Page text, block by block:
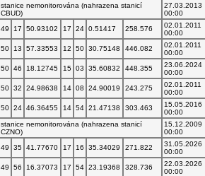
stanice nemonitorována (nahrazena stanicí
CBUD)
27.03.2013
00:00
49 17 50.93102 17 24 0.51417 258.576
02.01.2011
00:00
50 13 57.33553 12 50 30.75148 446.082
02.01.2011
00:00
50 46 18.12745 15 03 35.60832 448.355
23.06.2024
00:00
50 32 24.98638 14 08 24.90019 243.275
02.01.2011
00:00
50 24 46.36455 14 54 21.47138 303.463
15.05.2016
00:00
stanice nemonitorována (nahrazena stanicí
CZNO)
15.12.2009
00:00
49 35 41.77670 17 16 35.34029 271.822
31.05.2026
00:00
49 56 16.37073 17 54 23.19368 328.736
22.03.2026
00:00